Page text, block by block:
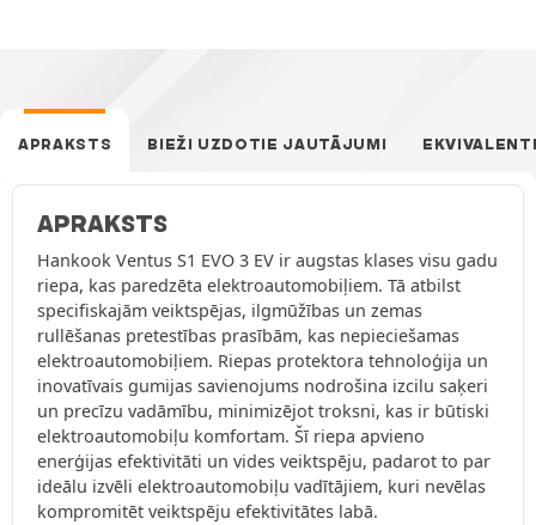
APRAKSTS BIEŽI UZDOTIE JAUTĀJUMI
APRAKSTS
Hankook Ventus S1 EVO 3 EV ir augstas klases visu gadu
riepa, kas paredzēta elektroautomobiļiem. Tā atbilst
specifiskajām veiktspējas, ilgmūžības un zemas
rullēšanas pretestības prasībām, kas nepieciešamas
elektroautomobiļiem. Riepas protektora tehnoloģija un
inovatīvais gumijas savienojums nodrošina izcilu saķeri
un precīzu vadāmību, minimizējot troksni, kas ir būtiski
elektroautomobiļu komfortam. Šī riepa apvieno
enerģijas efektivitāti un vides veiktspēju, padarot to par
ideālu izvēli elektroautomobiļu vadītājiem, kuri nevēlas
kompromitēt veiktspēju efektivitātes labā.